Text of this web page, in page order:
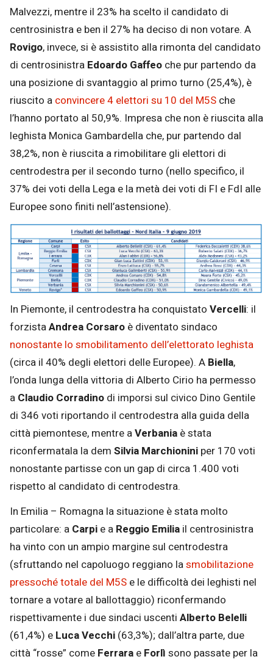
Malvezzi, mentre il 23% ha scelto il candidato di
centrosinistra e ben il 27% ha deciso di non votare. A
Rovigo, invece, si è assistito alla rimonta del candidato
di centrosinistra Edoardo Gaffeo che pur partendo da
una posizione di svantaggio al primo turno (25,4%), è
riuscito a convincere 4 elettori su 10 del M5S che
l’hanno portato al 50,9%. Impresa che non è riuscita alla
leghista Monica Gambardella che, pur partendo dal
38,2%, non è riuscita a rimobilitare gli elettori di
centrodestra per il secondo turno (nello specifico, il
37% dei voti della Lega e la metà dei voti di FI e FdI alle
Europee sono finiti nell’astensione).
In Piemonte, il centrodestra ha conquistato Vercelli: il
forzistaAndrea Corsaro è diventato sindaco
nonostante lo smobilitamento dell’elettorato leghista
(circa il 40% degli elettori delle Europee). A Biella,
l’onda lunga della vittoria di Alberto Cirio ha permesso
a Claudio Corradino di imporsi sul civico Dino Gentile
di 346 voti riportando il centrodestra alla guida della
città piemontese, mentre aVerbania è stata
riconfermatala la dem Silvia Marchionini per 170 voti
nonostante partisse con un gap di circa 1.400 voti
rispetto al candidato di centrodestra.
In Emilia – Romagna la situazione è stata molto
particolare: a Carpi e a Reggio Emilia il centrosinistra
ha vinto con un ampio margine sul centrodestra
(sfruttando nel capoluogo reggiano lasmobilitazione
pressoché totale del M5S e le difficoltà dei leghisti nel
tornare a votare al ballottaggio) riconfermando
rispettivamente i due sindaci uscenti Alberto Belelli
(61,4%) e Luca Vecchi (63,3%); dall’altra parte, due
città “rosse” come Ferrara e Forlì sono passate per la